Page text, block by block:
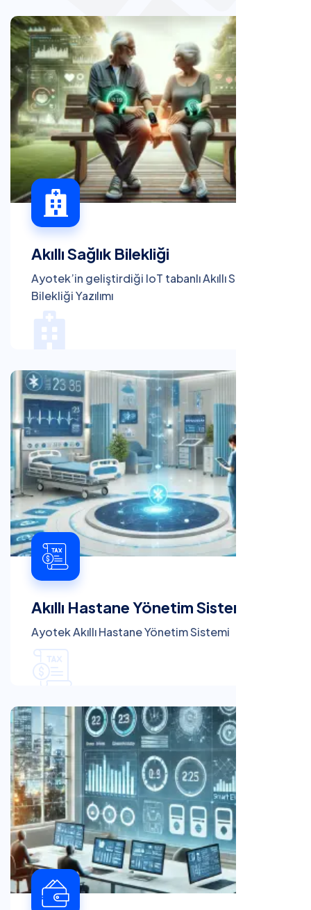
Akıllı Sağlık Bilekliği
Ayotek’in geliştirdiği IoT tabanlı Akıllı Sağlık
Bilekliği Yazılımı
Akıllı Hastane Yönetim Sistemi
Ayotek Akıllı Hastane Yönetim Sistemi